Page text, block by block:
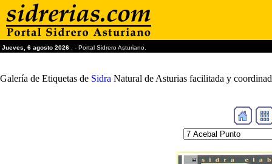
Jueves, 6 agosto 2026 . - Portal Sidrero Asturiano.
Galería de Etiquetas de Sidra Natural de Asturias facilitada y